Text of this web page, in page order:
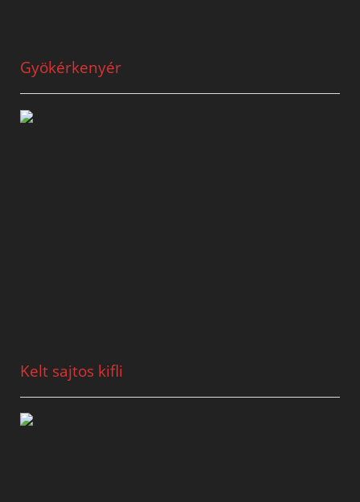
Gyökérkenyér
Kelt sajtos kifli